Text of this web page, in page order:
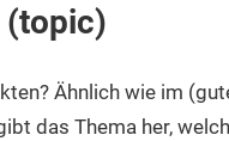
(topic)
Ähnlich wie im
das Thema her,